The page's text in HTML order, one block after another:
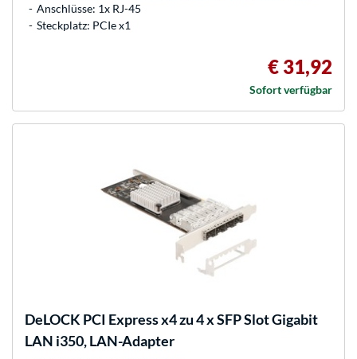
Anschlüsse: 1x RJ-45
Steckplatz: PCIe x1
€ 31,92
Sofort verfügbar
DeLOCKPCI Express x4 zu 4 x SFP Slot Gigabit
LAN i350, LAN-Adapter